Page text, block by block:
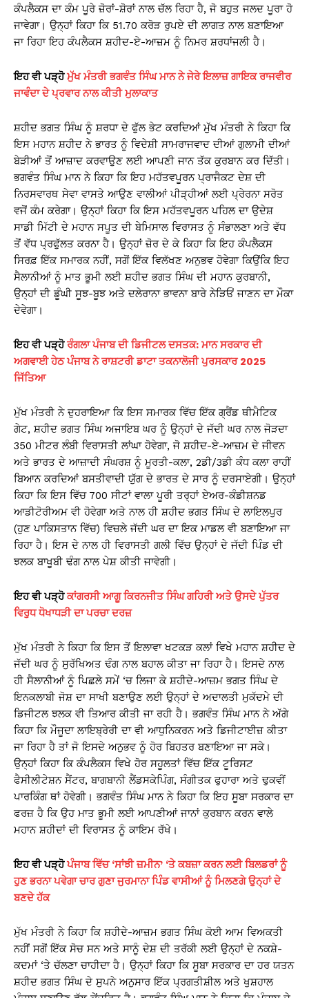
ਕੰਪਲੈਕਸ ਦਾ ਕੰਮ ਪੂਰੇ ਜ਼ੋਰਾਂ-ਸ਼ੋਰਾਂ ਨਾਲ ਚੱਲ ਰਿਹਾ ਹੈ, ਜੋ ਬਹੁਤ ਜਲਦ ਪੂਰਾ ਹੋ
ਜਾਵੇਗਾ। ਉਨ੍ਹਾਂ ਕਿਹਾ ਕਿ 51.70 ਕਰੋੜ ਰੁਪਏ ਦੀ ਲਾਗਤ ਨਾਲ ਬਣਾਇਆ
ਜਾ ਰਿਹਾ ਇਹ ਕੰਪਲੈਕਸ ਸ਼ਹੀਦ-ਏ-ਆਜ਼ਮ ਨੂੰ ਨਿਮਰ ਸ਼ਰਧਾਂਜਲੀ ਹੈ।
ਇਹ ਵੀ ਪੜ੍ਹੋਮੁੱਖ ਮੰਤਰੀ ਭਗਵੰਤ ਸਿੰਘ ਮਾਨ ਨੇ ਜੇਰੇ ਇਲਾਜ਼ ਗਾਇਕ ਰਾਜਵੀਰ
ਜਾਵੰਦਾ ਦੇ ਪ੍ਰਵਾਰ ਨਾਲ ਕੀਤੀ ਮੁਲਾਕਾਤ
ਸ਼ਹੀਦ ਭਗਤ ਸਿੰਘ ਨੂੰ ਸ਼ਰਧਾ ਦੇ ਫੁੱਲ ਭੇਟ ਕਰਦਿਆਂ ਮੁੱਖ ਮੰਤਰੀ ਨੇ ਕਿਹਾ ਕਿ
ਇਸ ਮਹਾਨ ਸ਼ਹੀਦ ਨੇ ਭਾਰਤ ਨੂੰ ਵਿਦੇਸ਼ੀ ਸਾਮਰਾਜਵਾਦ ਦੀਆਂ ਗੁਲਾਮੀ ਦੀਆਂ
ਬੇੜੀਆਂ ਤੋਂ ਆਜ਼ਾਦ ਕਰਵਾਉਣ ਲਈ ਆਪਣੀ ਜਾਨ ਤੱਕ ਕੁਰਬਾਨ ਕਰ ਦਿੱਤੀ।
ਭਗਵੰਤ ਸਿੰਘ ਮਾਨ ਨੇ ਕਿਹਾ ਕਿ ਇਹ ਮਹੱਤਵਪੂਰਨ ਪ੍ਰਾਜੈਕਟ ਦੇਸ਼ ਦੀ
ਨਿਰਸਵਾਰਥ ਸੇਵਾ ਵਾਸਤੇ ਆਉਣ ਵਾਲੀਆਂ ਪੀੜ੍ਹੀਆਂ ਲਈ ਪ੍ਰੇਰਨਾ ਸਰੋਤ
ਵਜੋਂ ਕੰਮ ਕਰੇਗਾ। ਉਨ੍ਹਾਂ ਕਿਹਾ ਕਿ ਇਸ ਮਹੱਤਵਪੂਰਨ ਪਹਿਲ ਦਾ ਉਦੇਸ਼
ਸਾਡੀ ਮਿੱਟੀ ਦੇ ਮਹਾਨ ਸਪੂਤ ਦੀ ਬੇਮਿਸਾਲ ਵਿਰਾਸਤ ਨੂੰ ਸੰਭਾਲਣਾ ਅਤੇ ਵੱਧ
ਤੋਂ ਵੱਧ ਪ੍ਰਫੁੱਲਤ ਕਰਨਾ ਹੈ। ਉਨ੍ਹਾਂ ਜ਼ੋਰ ਦੇ ਕੇ ਕਿਹਾ ਕਿ ਇਹ ਕੰਪਲੈਕਸ
ਸਿਰਫ਼ ਇੱਕ ਸਮਾਰਕ ਨਹੀਂ, ਸਗੋਂ ਇੱਕ ਵਿਲੱਖਣ ਅਨੁਭਵ ਹੋਵੇਗਾ ਕਿਉਂਕਿ ਇਹ
ਸੈਲਾਨੀਆਂ ਨੂੰ ਮਾਤ ਭੂਮੀ ਲਈ ਸ਼ਹੀਦ ਭਗਤ ਸਿੰਘ ਦੀ ਮਹਾਨ ਕੁਰਬਾਨੀ,
ਉਨ੍ਹਾਂ ਦੀ ਡੂੰਘੀ ਸੂਝ-ਬੂਝ ਅਤੇ ਦਲੇਰਾਨਾ ਭਾਵਨਾ ਬਾਰੇ ਨੇੜਿਓਂ ਜਾਣਨ ਦਾ ਮੌਕਾ
ਦੇਵੇਗਾ।
ਇਹ ਵੀ ਪੜ੍ਹੋਰੰਗਲਾ ਪੰਜਾਬ ਦੀ ਡਿਜੀਟਲ ਦਸਤਕ: ਮਾਨ ਸਰਕਾਰ ਦੀ
ਅਗਵਾਈ ਹੇਠ ਪੰਜਾਬ ਨੇ ਰਾਸ਼ਟਰੀ ਡਾਟਾ ਤਕਨਾਲੋਜੀ ਪੁਰਸਕਾਰ 2025
ਜਿੱਤਿਆ
ਮੁੱਖ ਮੰਤਰੀ ਨੇ ਦੁਹਰਾਇਆ ਕਿ ਇਸ ਸਮਾਰਕ ਵਿੱਚ ਇੱਕ ਗ੍ਰੈਂਡ ਥੀਮੈਟਿਕ
ਗੇਟ, ਸ਼ਹੀਦ ਭਗਤ ਸਿੰਘ ਅਜਾਇਬ ਘਰ ਨੂੰ ਉਨ੍ਹਾਂ ਦੇ ਜੱਦੀ ਘਰ ਨਾਲ ਜੋੜਦਾ
350 ਮੀਟਰ ਲੰਬੀ ਵਿਰਾਸਤੀ ਲਾਂਘਾ ਹੋਵੇਗਾ, ਜੋ ਸ਼ਹੀਦ-ਏ-ਆਜ਼ਮ ਦੇ ਜੀਵਨ
ਅਤੇ ਭਾਰਤ ਦੇ ਆਜ਼ਾਦੀ ਸੰਘਰਸ਼ ਨੂੰ ਮੂਰਤੀ-ਕਲਾ, 2ਡੀ/3ਡੀ ਕੰਧ ਕਲਾ ਰਾਹੀਂ
ਬਿਆਨ ਕਰਦਿਆਂ ਬਸਤੀਵਾਦੀ ਯੁੱਗ ਦੇ ਭਾਰਤ ਦੇ ਸਾਰ ਨੂੰ ਦਰਸਾਏਗੀ। ਉਨ੍ਹਾਂ
ਕਿਹਾ ਕਿ ਇਸ ਵਿੱਚ 700 ਸੀਟਾਂ ਵਾਲਾ ਪੂਰੀ ਤਰ੍ਹਾਂ ਏਅਰ-ਕੰਡੀਸ਼ਨਡ
ਆਡੀਟੋਰੀਅਮ ਵੀ ਹੋਵੇਗਾ ਅਤੇ ਨਾਲ ਹੀ ਸ਼ਹੀਦ ਭਗਤ ਸਿੰਘ ਦੇ ਲਾਇਲਪੁਰ
(ਹੁਣ ਪਾਕਿਸਤਾਨ ਵਿੱਚ) ਵਿਚਲੇ ਜੱਦੀ ਘਰ ਦਾ ਇਕ ਮਾਡਲ ਵੀ ਬਣਾਇਆ ਜਾ
ਰਿਹਾ ਹੈ। ਇਸ ਦੇ ਨਾਲ ਹੀ ਵਿਰਾਸਤੀ ਗਲੀ ਵਿੱਚ ਉਨ੍ਹਾਂ ਦੇ ਜੱਦੀ ਪਿੰਡ ਦੀ
ਝਲਕ ਬਾਖੂਬੀ ਢੰਗ ਨਾਲ ਪੇਸ਼ ਕੀਤੀ ਜਾਵੇਗੀ।
ਇਹ ਵੀ ਪੜ੍ਹੋਕਾਂਗਰਸੀ ਆਗੂ ਕਿਰਨਜੀਤ ਸਿੰਘ ਗਹਿਰੀ ਅਤੇ ਉਸਦੇ ਪੁੱਤਰ
ਵਿਰੁਧ ਧੋਖਾਧੜੀ ਦਾ ਪਰਚਾ ਦਰਜ਼
ਮੁੱਖ ਮੰਤਰੀ ਨੇ ਕਿਹਾ ਕਿ ਇਸ ਤੋਂ ਇਲਾਵਾ ਖਟਕੜ ਕਲਾਂ ਵਿਖੇ ਮਹਾਨ ਸ਼ਹੀਦ ਦੇ
ਜੱਦੀ ਘਰ ਨੂੰ ਸੁਰੱਖਿਅਤ ਢੰਗ ਨਾਲ ਬਹਾਲ ਕੀਤਾ ਜਾ ਰਿਹਾ ਹੈ। ਇਸਦੇ ਨਾਲ
ਹੀ ਸੈਲਾਨੀਆਂ ਨੂੰ ਪਿਛਲੇ ਸਮੇਂ ‘ਚ ਲਿਜਾ ਕੇ ਸ਼ਹੀਦੇ-ਆਜ਼ਮ ਭਗਤ ਸਿੰਘ ਦੇ
ਇਨਕਲਾਬੀ ਜੋਸ਼ ਦਾ ਸਾਖੀ ਬਣਾਉਣ ਲਈ ਉਨ੍ਹਾਂ ਦੇ ਅਦਾਲਤੀ ਮੁਕੱਦਮੇ ਦੀ
ਡਿਜੀਟਲ ਝਲਕ ਵੀ ਤਿਆਰ ਕੀਤੀ ਜਾ ਰਹੀ ਹੈ। ਭਗਵੰਤ ਸਿੰਘ ਮਾਨ ਨੇ ਅੱਗੇ
ਕਿਹਾ ਕਿ ਮੌਜੂਦਾ ਲਾਇਬ੍ਰੇਰੀ ਦਾ ਵੀ ਆਧੁਨਿਕਰਨ ਅਤੇ ਡਿਜੀਟਾਈਜ਼ ਕੀਤਾ
ਜਾ ਰਿਹਾ ਹੈ ਤਾਂ ਜੋ ਇਸਦੇ ਅਨੁਭਵ ਨੂੰ ਹੋਰ ਬਿਹਤਰ ਬਣਾਇਆ ਜਾ ਸਕੇ।
ਉਨ੍ਹਾਂ ਕਿਹਾ ਕਿ ਕੰਪਲੈਕਸ ਵਿਖੇ ਹੋਰ ਸਹੂਲਤਾਂ ਵਿੱਚ ਇੱਕ ਟੂਰਿਸਟ
ਫੈਸੀਲੀਟੇਸ਼ਨ ਸੈਂਟਰ, ਬਾਗਬਾਨੀ ਲੈਂਡਸਕੇਪਿੰਗ, ਸੰਗੀਤਕ ਫੁਹਾਰਾ ਅਤੇ ਢੁਕਵੀਂ
ਪਾਰਕਿੰਗ ਥਾਂ ਹੋਵੇਗੀ। ਭਗਵੰਤ ਸਿੰਘ ਮਾਨ ਨੇ ਕਿਹਾ ਕਿ ਇਹ ਸੂਬਾ ਸਰਕਾਰ ਦਾ
ਫਰਜ਼ ਹੈ ਕਿ ਉਹ ਮਾਤ ਭੂਮੀ ਲਈ ਆਪਣੀਆਂ ਜਾਨਾਂ ਕੁਰਬਾਨ ਕਰਨ ਵਾਲੇ
ਮਹਾਨ ਸ਼ਹੀਦਾਂ ਦੀ ਵਿਰਾਸਤ ਨੂੰ ਕਾਇਮ ਰੱਖੇ।
ਇਹ ਵੀ ਪੜ੍ਹੋਪੰਜਾਬ ਵਿੱਚ ‘ਸਾਂਝੀ ਜ਼ਮੀਨ’ ‘ਤੇ ਕਬਜ਼ਾ ਕਰਨ ਲਈ ਬਿਲਡਰਾਂ ਨੂੰ
ਹੁਣ ਭਰਨਾ ਪਵੇਗਾ ਚਾਰ ਗੁਣਾ ਜੁਰਮਾਨਾ ਪਿੰਡ ਵਾਸੀਆਂ ਨੂੰ ਮਿਲਣਗੇ ਉਨ੍ਹਾਂ ਦੇ
ਬਣਦੇ ਹੱਕ
ਮੁੱਖ ਮੰਤਰੀ ਨੇ ਕਿਹਾ ਕਿ ਸ਼ਹੀਦੇ-ਆਜ਼ਮ ਭਗਤ ਸਿੰਘ ਕੋਈ ਆਮ ਵਿਅਕਤੀ
ਨਹੀਂ ਸਗੋਂ ਇੱਕ ਸੋਚ ਸਨ ਅਤੇ ਸਾਨੂੰ ਦੇਸ਼ ਦੀ ਤਰੱਕੀ ਲਈ ਉਨ੍ਹਾਂ ਦੇ ਨਕਸ਼ੇ-
ਕਦਮਾਂ ‘ਤੇ ਚੱਲਣਾ ਚਾਹੀਦਾ ਹੈ। ਉਨ੍ਹਾਂ ਕਿਹਾ ਕਿ ਸੂਬਾ ਸਰਕਾਰ ਦਾ ਹਰ ਯਤਨ
ਸ਼ਹੀਦ ਭਗਤ ਸਿੰਘ ਦੇ ਸੁਪਨੇ ਅਨੁਸਾਰ ਇੱਕ ਪ੍ਰਗਤੀਸ਼ੀਲ ਅਤੇ ਖੁਸ਼ਹਾਲ